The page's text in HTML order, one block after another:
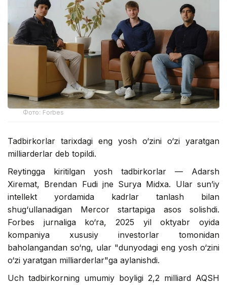
Фото: Forbes
Tadbirkorlar tarixdagi eng yosh o‘zini o‘zi yaratgan
milliarderlar deb topildi.
Reytingga kiritilgan yosh tadbirkorlar — Adarsh
Xiremat, Brendan Fudi jәne Surya Midxa. Ular sun’iy
intellekt yordamida kadrlar tanlash bilan
shug‘ullanadigan Mercor startapiga asos solishdi.
Forbes jurnaliga ko‘ra, 2025 yil oktyabr oyida
kompaniya xususiy investorlar tomonidan
baholangandan so‘ng, ular "dunyodagi eng yosh o‘zini
o‘zi yaratgan milliarderlar"ga aylanishdi.
Uch tadbirkorning umumiy boyligi 2,2 milliard AQSH